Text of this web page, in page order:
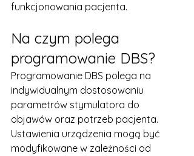
funkcjonowania pacjenta.
Na czym polega
programowanie DBS?
Programowanie DBS polega na
indywidualnym dostosowaniu
parametrów stymulatora do
objawów oraz potrzeb pacjenta.
Ustawienia urządzenia mogą być
modyfikowane w zależności od